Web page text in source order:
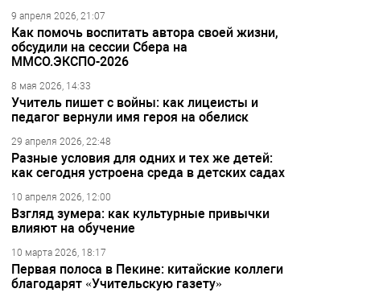
9 апреля 2026, 21:07
Как помочь воспитать автора своей жизни,
обсудили на сессии Сбера на
ММСО.ЭКСПО-2026
8 мая 2026, 14:33
Учитель пишет с войны: как лицеисты и
педагог вернули имя героя на обелиск
29 апреля 2026, 22:48
Разные условия для одних и тех же детей:
как сегодня устроена среда в детских садах
10 апреля 2026, 12:00
Взгляд зумера: как культурные привычки
влияют на обучение
10 марта 2026, 18:17
Первая полоса в Пекине: китайские коллеги
благодарят «Учительскую газету»